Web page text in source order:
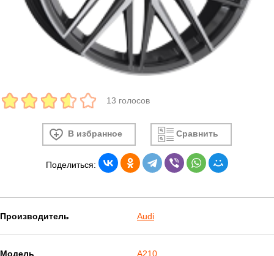
13 голосов
В избранное Сравнить
Поделиться:
Производитель Audi
Модель A210